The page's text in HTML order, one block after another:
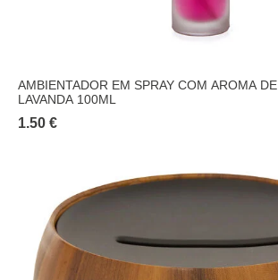
AMBIENTADOR EM SPRAY COM AROMA DE
LAVANDA 100ML
1.50 €